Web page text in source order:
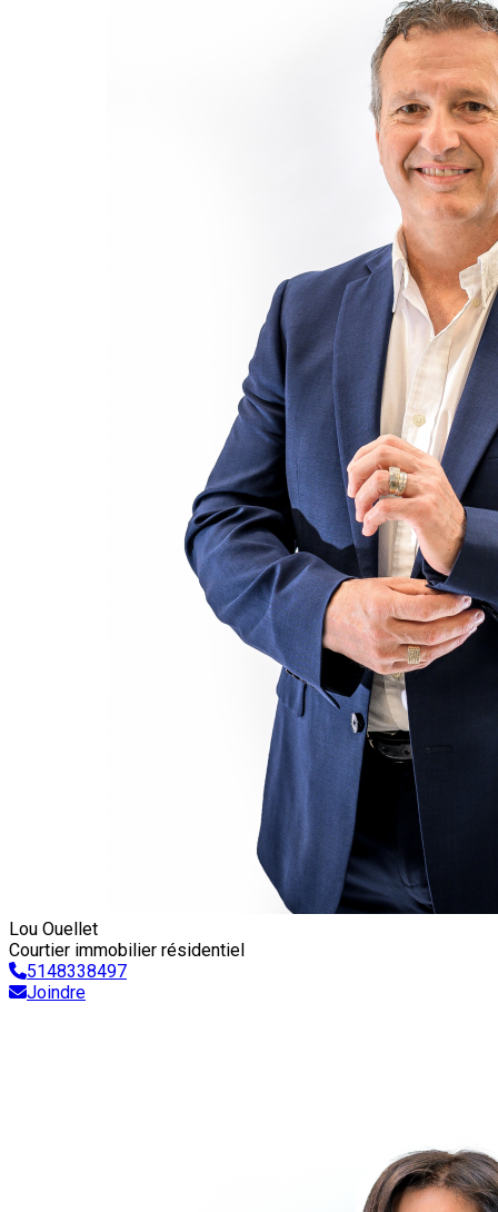
Lou Ouellet
Courtier immobilier résidentiel
5148338497
Joindre